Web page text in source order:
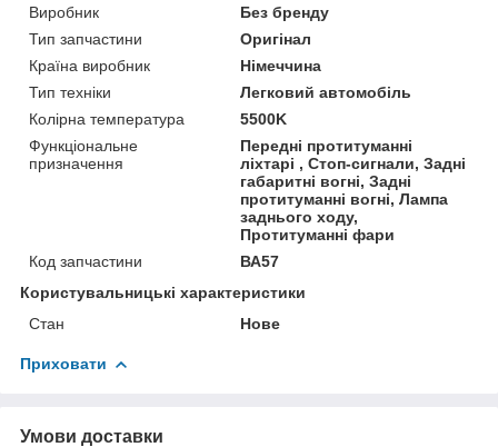
Виробник
Без бренду
Тип запчастини
Оригінал
Країна виробник
Німеччина
Тип техніки
Легковий автомобіль
Колірна температура
5500K
Функціональне
призначення
Передні протитуманні
ліхтарі , Стоп-сигнали, Задні
габаритні вогні, Задні
протитуманні вогні, Лампа
заднього ходу,
Протитуманні фари
Код запчастини
ВА57
Користувальницькі характеристики
Стан
Нове
Приховати
Умови доставки